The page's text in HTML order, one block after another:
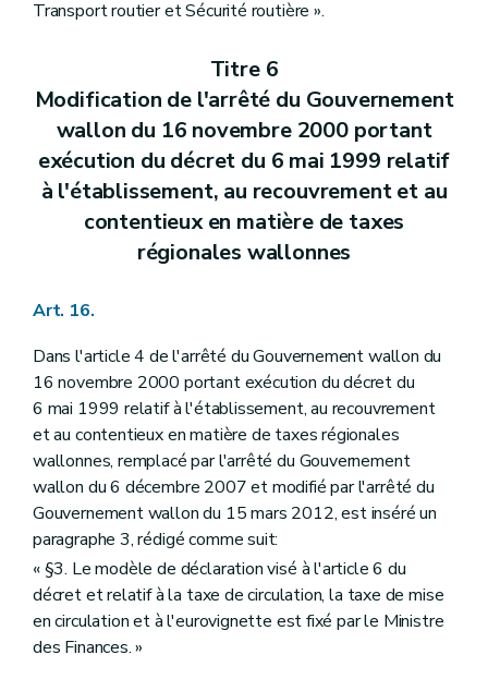
Transport routier et Sécurité routière ».
Titre 6
Modification de l'arrêté du Gouvernement
wallon du 16 novembre 2000 portant
exécution du décret du 6 mai 1999 relatif
à l'établissement, au recouvrement et au
contentieux en matière de taxes
régionales wallonnes
Art. 16.
Dans l'article 4 de l'arrêté du Gouvernement wallon du
16 novembre 2000 portant exécution du décret du
6 mai 1999 relatif à l'établissement, au recouvrement
et au contentieux en matière de taxes régionales
wallonnes, remplacé par l'arrêté du Gouvernement
wallon du 6 décembre 2007 et modifié par l'arrêté du
Gouvernement wallon du 15 mars 2012, est inséré un
paragraphe 3, rédigé comme suit:
« §3. Le modèle de déclaration visé à l'article 6 du
décret et relatif à la taxe de circulation, la taxe de mise
en circulation et à l'eurovignette est fixé par le Ministre
des Finances. »